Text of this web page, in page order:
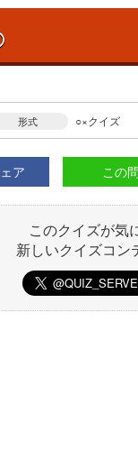
形式 ○×クイズ
ア この
このクイズが気
新しいクイズコン